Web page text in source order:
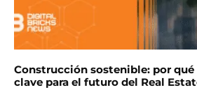
Construcción sostenible: por
clave para el futuro del Real